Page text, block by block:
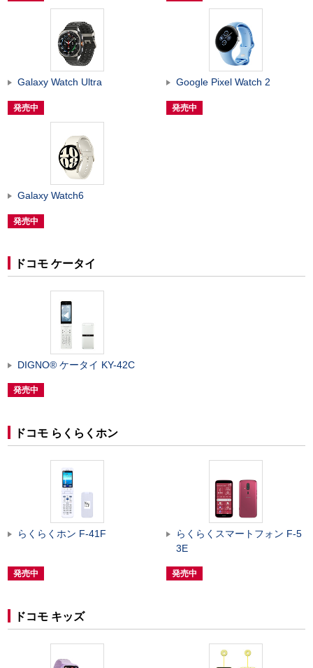
Galaxy Watch Ultra
発売中
Google Pixel Watch 2
発売中
Galaxy Watch6
発売中
ドコモ ケータイ
DIGNO® ケータイ KY-42C
発売中
ドコモ らくらくホン
らくらくホン F-41F
発売中
らくらくスマートフォン F-5
3E
発売中
ドコモ キッズ